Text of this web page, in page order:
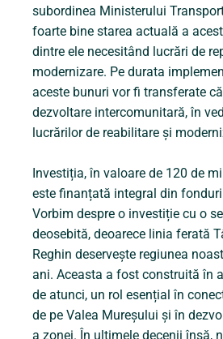
subordinea Ministerului
foarte bine starea actuală a
dintre ele necesitând lucrări de
modernizare. Pe durata
aceste bunuri vor fi transferate
dezvoltare intercomunitară, în
lucrărilor de reabilitare și
Investiția, în valoare de 120 de
este finanțată integral din
Vorbim despre o investiție cu o
deosebită, deoarece linia ferată
Reghin deservește regiunea
ani. Aceasta a fost construită în
de atunci, un rol esențial în
de pe Valea Mureșului și în
a zonei. În ultimele decenii însă,